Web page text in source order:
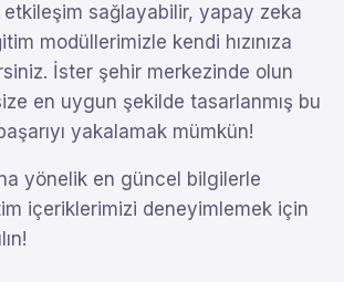
sağlayabilir, yapay zeka
modüllerimizle kendi hızınıza
İster şehir merkezinde olun
en uygun şekilde tasarlanmış bu
yakalamak mümkün!
yönelik en güncel bilgilerle
içeriklerimizi deneyimlemek için